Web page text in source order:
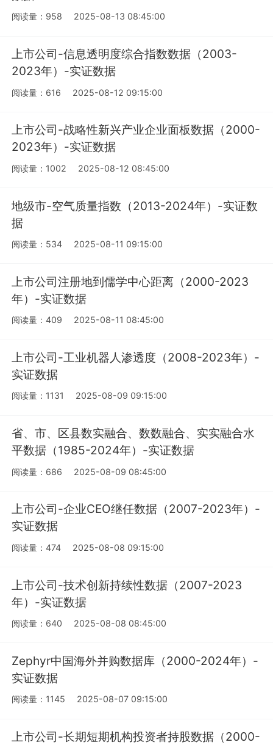
阅读量：958 2025-08-13 08:45:00
上市公司-信息透明度综合指数数据（2003-
2023年）-实证数据
阅读量：616 2025-08-12 09:15:00
上市公司-战略性新兴产业企业面板数据（2000-
2023年）-实证数据
阅读量：1002 2025-08-12 08:45:00
地级市-空气质量指数（2013-2024年）-实证数
据
阅读量：534 2025-08-11 09:15:00
上市公司注册地到儒学中心距离（2000-2023
年）-实证数据
阅读量：409 2025-08-11 08:45:00
上市公司-工业机器人渗透度（2008-2023年）-
实证数据
阅读量：1131 2025-08-09 09:15:00
省、市、区县数实融合、数数融合、实实融合水
平数据（1985-2024年）-实证数据
阅读量：686 2025-08-09 08:45:00
上市公司-企业CEO继任数据（2007-2023年）-
实证数据
阅读量：474 2025-08-08 09:15:00
上市公司-技术创新持续性数据（2007-2023
年）-实证数据
阅读量：640 2025-08-08 08:45:00
Zephyr中国海外并购数据库（2000-2024年）-
实证数据
阅读量：1145 2025-08-07 09:15:00
上市公司-长期短期机构投资者持股数据（2000-